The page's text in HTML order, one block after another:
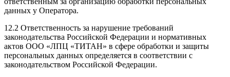
данных у Оператора.
12.2 Ответственность за нарушение требований
законодательства Российской Федерации и нормативных
актов ООО «ЛПЦ «ТИТАН» в сфере обработки и защиты
персональных данных определяется в соответствии с
законодательством Российской Федерации.